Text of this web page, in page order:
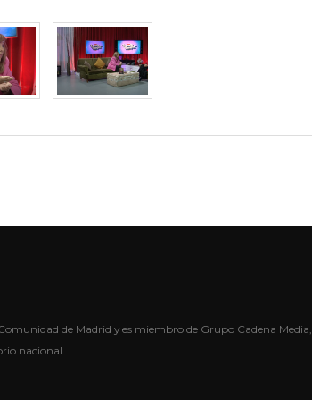
de Madrid y es miembro de Grupo Cadena Media,
nacional.